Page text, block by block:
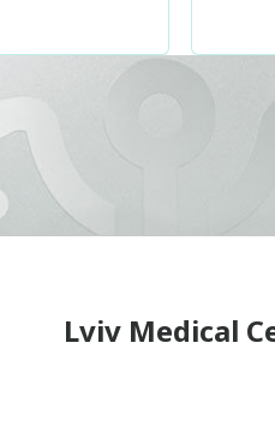
Lviv Medical